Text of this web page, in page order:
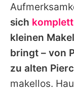
sich
kleinen
bringt – von
zu alten
makellos.